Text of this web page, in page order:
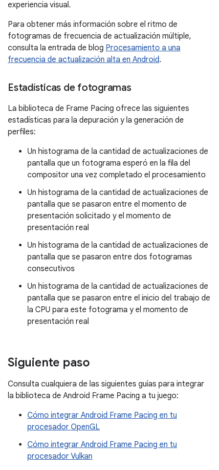
experiencia visual.
Para obtener más información sobre el ritmo de
fotogramas de frecuencia de actualización múltiple,
consulta la entrada de blog Procesamiento a una
frecuencia de actualización alta en Android.
Estadísticas de fotogramas
La biblioteca de Frame Pacing ofrece las siguientes
estadísticas para la depuración y la generación de
perfiles:
Un histograma de la cantidad de actualizaciones de
pantalla que un fotograma esperó en la fila del
compositor una vez completado el procesamiento
Un histograma de la cantidad de actualizaciones de
pantalla que se pasaron entre el momento de
presentación solicitado y el momento de
presentación real
Un histograma de la cantidad de actualizaciones de
pantalla que se pasaron entre dos fotogramas
consecutivos
Un histograma de la cantidad de actualizaciones de
pantalla que se pasaron entre el inicio del trabajo de
la CPU para este fotograma y el momento de
presentación real
Siguiente paso
Consulta cualquiera de las siguientes guías para integrar
la biblioteca de Android Frame Pacing a tu juego:
Cómo integrar Android Frame Pacing en tu
procesador OpenGL
Cómo integrar Android Frame Pacing en tu
procesador Vulkan